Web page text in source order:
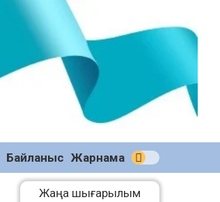
Байланыс Жарнама
Жаңа шығарылым
(2271)
08.08.2026